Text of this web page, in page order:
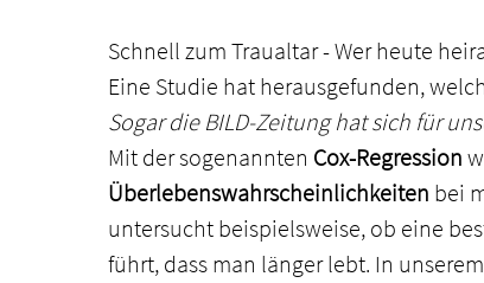
Schnell zum Traualtar - Wer heute
Eine Studie hat herausgefunden,
Sogar die BILD-Zeitung hat sich für
Mit der sogenannten Cox-Regression
Überlebenswahrscheinlichkeiten bei
untersucht beispielsweise, ob eine
führt, dass man länger lebt. In